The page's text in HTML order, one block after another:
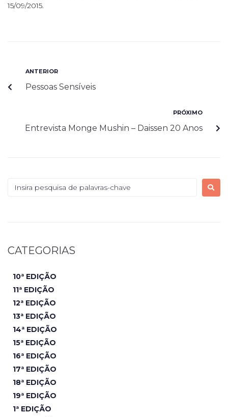
15/09/2015.
ANTERIOR
Pessoas Sensíveis
PRÓXIMO
Entrevista Monge Mushin – Daissen 20 Anos
CATEGORIAS
10ª EDIÇÃO
11ª EDIÇÃO
12ª EDIÇÃO
13ª EDIÇÃO
14ª EDIÇÃO
15ª EDIÇÃO
16ª EDIÇÃO
17ª EDIÇÃO
18ª EDIÇÃO
19ª EDIÇÃO
1ª EDIÇÃO